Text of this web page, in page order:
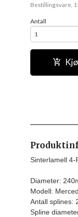
Bestillingsvare,
Antall
Sinterlamell 4-
Diameter:
Modell:
Antall splines:
Spline